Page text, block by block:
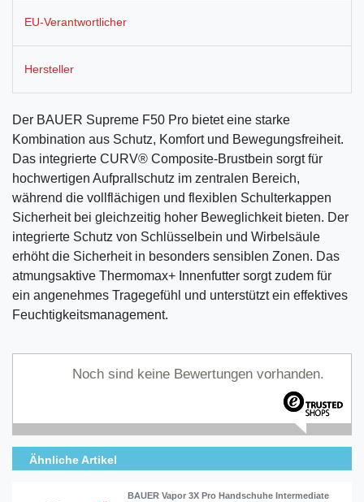
EU-Verantwortlicher
Hersteller
Der BAUER Supreme F50 Pro bietet eine starke
Kombination aus Schutz, Komfort und Bewegungsfreiheit.
Das integrierte CURV® Composite-Brustbein sorgt für
hochwertigen Aufprallschutz im zentralen Bereich,
während die vollflächigen und flexiblen Schulterkappen
Sicherheit bei gleichzeitig hoher Beweglichkeit bieten. Der
integrierte Schutz von Schlüsselbein und Wirbelsäule
erhöht die Sicherheit in besonders sensiblen Zonen. Das
atmungsaktive Thermomax+ Innenfutter sorgt zudem für
ein angenehmes Tragegefühl und unterstützt ein effektives
Feuchtigkeitsmanagement.
Noch sind keine Bewertungen vorhanden.
Ähnliche Artikel
BAUER Vapor 3X Pro Handschuhe Intermediate